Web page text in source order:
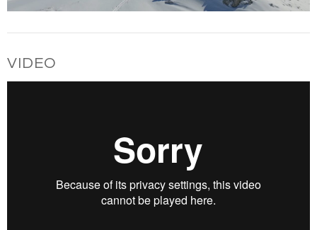
VIDEO